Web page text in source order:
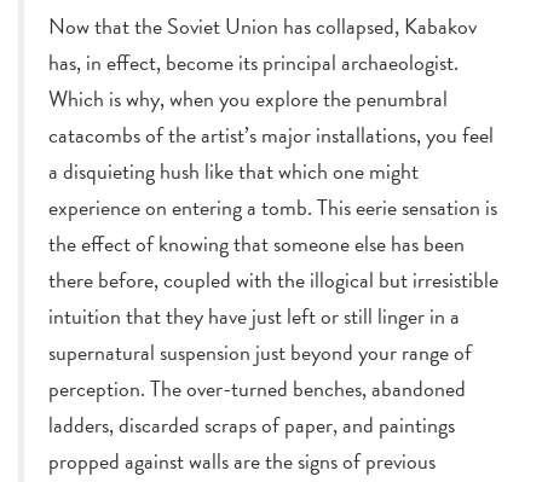
Now that the Soviet Union has collapsed, Kabakov
has, in effect, become its principal archaeologist.
Which is why, when you explore the penumbral
catacombs of the artist’s major installations, you feel
a disquieting hush like that which one might
experience on entering a tomb. This eerie sensation is
the effect of knowing that someone else has been
there before, coupled with the illogical but irresistible
intuition that they have just left or still linger in a
supernatural suspension just beyond your range of
perception. The over-turned benches, abandoned
ladders, discarded scraps of paper, and paintings
propped against walls are the signs of previous